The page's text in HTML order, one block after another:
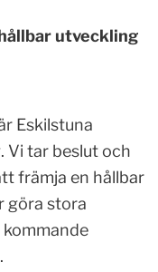
utveckling
Eskilstuna
Vi tar beslut och
främja en hållbar
göra stora